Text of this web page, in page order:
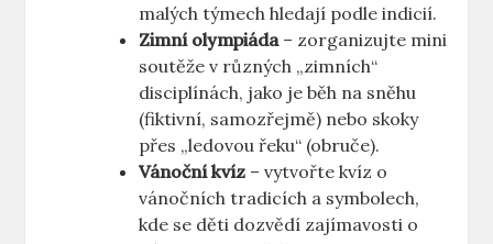
malých týmech hledají podle indicií.
Zimní olympiáda– zorganizujte mini
soutěže v různých „zimních“
disciplínách, jako je běh na sněhu
(fiktivní, samozřejmě) nebo skoky
přes „ledovou řeku“ (obruče).
Vánoční kvíz – vytvořte kvíz o
vánočních tradicích a symbolech,
kde se děti dozvědí zajímavosti o